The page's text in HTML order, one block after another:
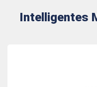
Intelligentes